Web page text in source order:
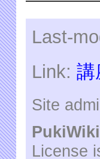
Last-
Link:講
Site
License